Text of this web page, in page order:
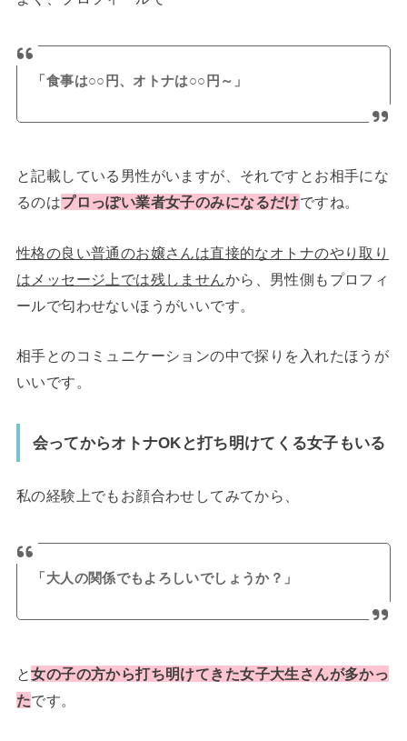
「食事は○○円、オトナは○○円～」
と記載している男性がいますが、それですとお相手にな
るのはプロっぽい業者女子のみになるだけですね。
性格の良い普通のお嬢さんは直接的なオトナのやり取り
はメッセージ上では残しませんから、男性側もプロフィ
ールで匂わせないほうがいいです。
相手とのコミュニケーションの中で探りを入れたほうが
いいです。
会ってからオトナOKと打ち明けてくる女子もいる
私の経験上でもお顔合わせしてみてから、
「大人の関係でもよろしいでしょうか？」
と女の子の方から打ち明けてきた女子大生さんが多かっ
たです。